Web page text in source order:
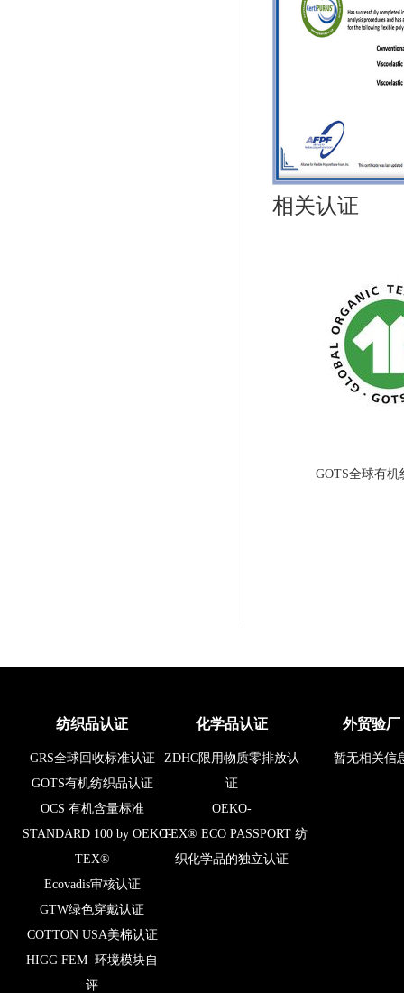
相关认证
GOTS全球有
纺织品认证
GRS全球回收标准认证
GOTS有机纺织品认证
OCS 有机含量标准
STANDARD 100 by OEKO-
TEX®
Ecovadis审核认证
GTW绿色穿戴认证
COTTON USA美棉认证
HIGG FEM 环境模块自
评
化学品认证
ZDHC限用物质零排放认
证
OEKO-
TEX® ECO PASSPORT 纺
织化学品的独立认证
外贸验厂
暂无相关信